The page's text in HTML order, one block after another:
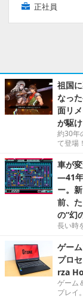
正社員
祖国
なっ
面リ
が駆
約30年
て登場！
車が
―41年
ー。
前、
の“幻
長い時
ゲー
プロ
rza
ゲーム
プレイ